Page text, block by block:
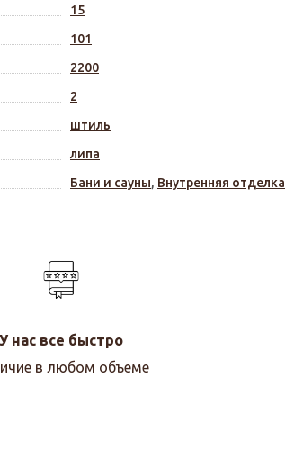
15
101
2200
2
штиль
липа
Бани и сауны, Внутренняя отделка
У нас все быстро
в любом объеме